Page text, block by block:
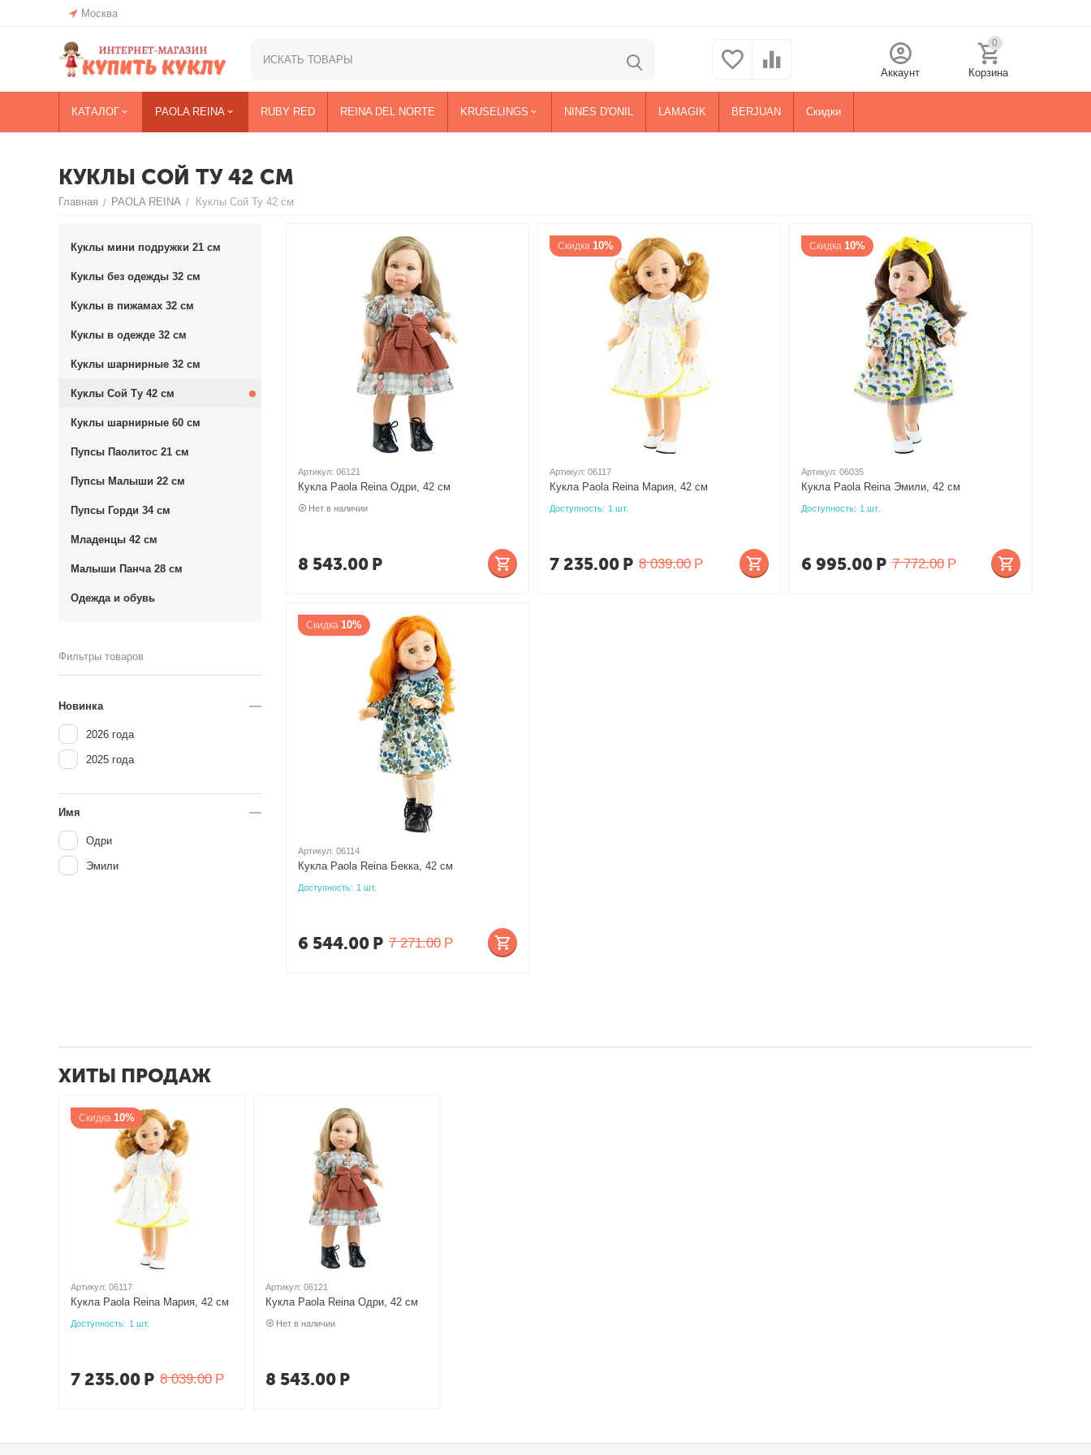
Москва
Аккаунт
0
Корзина
КАТАЛОГ PAOLA REINA RUBY RED REINA DEL NORTE KRUSELINGS NINES D'ONIL LAMAGIK BERJUAN Скидки
КУКЛЫ СОЙ ТУ 42 СМ
Главная / PAOLA REINA / Куклы Сой Ту 42 см
Артикул: 06121
Кукла Paola Reina Одри, 42 см
Нет в наличии
8 543.00 Р
Скидка 10%
Артикул: 06117
Кукла Paola Reina Мария, 42 см
Доступность: 1 шт.
8 039.00 Р
7 235.00 Р
Скидка 10%
Артикул: 06035
Кукла Paola Reina Эмили, 42 см
Доступность: 1 шт.
7 772.00 Р
6 995.00 Р
Скидка 10%
Артикул: 06114
Кукла Paola Reina Бекка, 42 см
Доступность: 1 шт.
7 271.00 Р
6 544.00 Р
Куклы мини подружки 21 см
Куклы без одежды 32 см
Куклы в пижамах 32 см
Куклы в одежде 32 см
Куклы шарнирные 32 см
Куклы Сой Ту 42 см
Куклы шарнирные 60 см
Пупсы Паолитос 21 см
Пупсы Малыши 22 см
Пупсы Горди 34 см
Младенцы 42 см
Малыши Панча 28 см
Одежда и обувь
Фильтры товаров
Новинка
2026 года
2025 года
Имя
Одри
Эмили
ХИТЫ ПРОДАЖ
Скидка 10%
Артикул: 06117
Кукла Paola Reina Мария, 42 см
Доступность: 1 шт.
8 039.00 Р
7 235.00 Р
Артикул: 06121
Кукла Paola Reina Одри, 42 см
Нет в наличии
8 543.00 Р